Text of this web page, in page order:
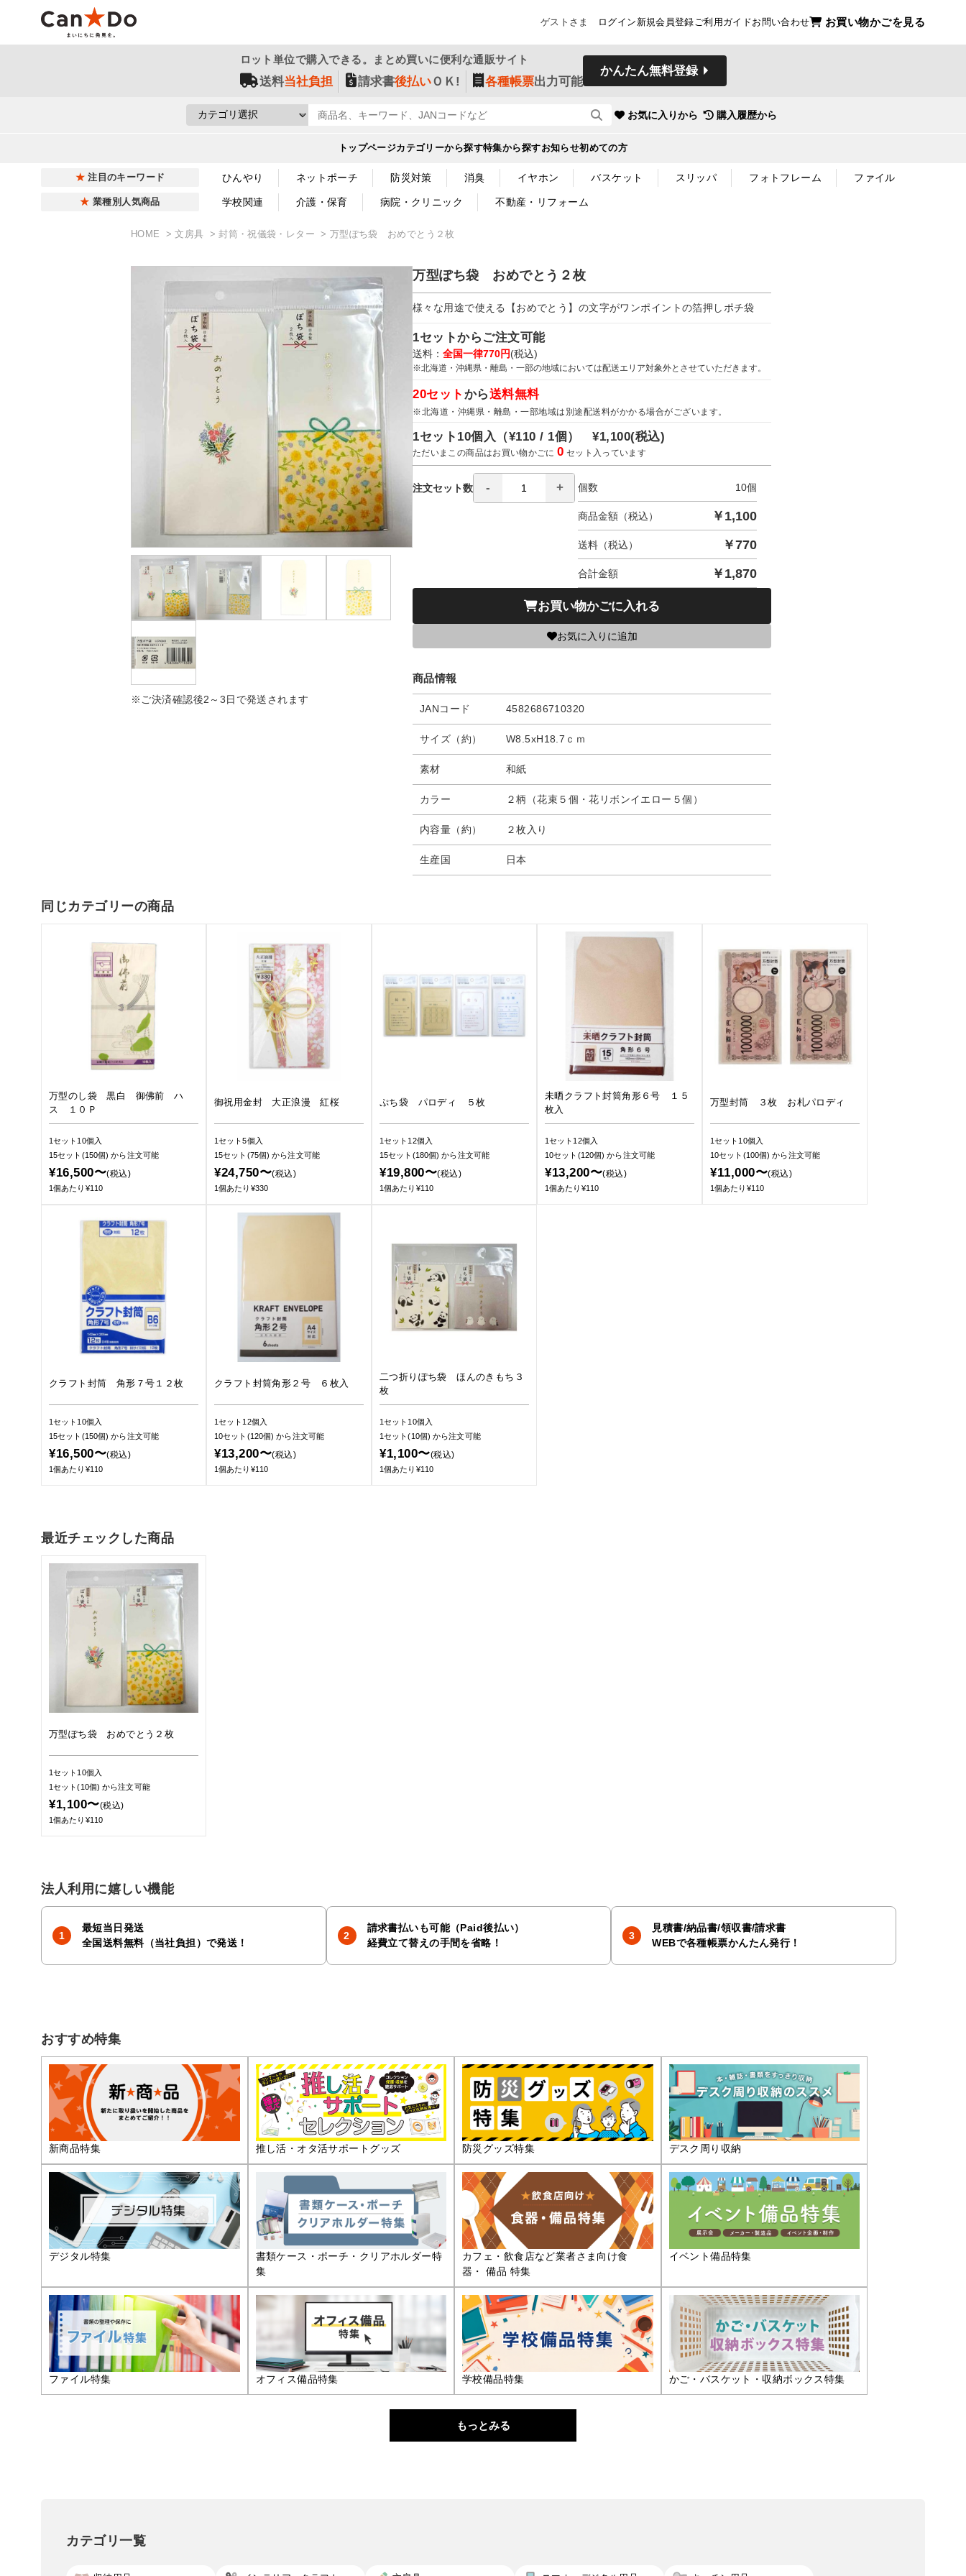
ゲストさま ログイン 新規会員登録ご利用ガイドお問い合わせ お買い物かごを見る
ロット単位で購入できる。まとめ買いに便利な通販サイト
送料当社負担 請求書後払いＯＫ! 各種帳票出力可能
かんたん無料登録
お気に入りから 購入履歴から
トップページカテゴリーから探す特集から探すお知らせ初めての方
注目のキーワード ひんやり ネットポーチ 防災対策 消臭 イヤホン バスケット スリッパ フォトフレーム ファイル
業種別人気商品 学校関連 介護・保育 病院・クリニック 不動産・リフォーム
HOME 文房具 封筒・祝儀袋・レター 万型ぽち袋 おめでとう２枚
※ご決済確認後2～3日で発送されます
万型ぽち袋 おめでとう２枚
様々な用途で使える【おめでとう】の文字がワンポイントの箔押しポチ袋
1セットからご注文可能
送料： 全国一律770円(税込)
※北海道・沖縄県・離島・一部の地域においては配送エリア対象外とさせていただきます。
20セット から送料無料
※北海道・沖縄県・離島・一部地域は別途配送料がかかる場合がございます。
1セット10個入（¥110 / 1個）¥1,100(税込)
ただいまこの商品はお買い物かごに0 セット入っています
注文セット数 個数 10個
商品金額（税込） ￥ 1,100
送料（税込） ￥770
合計金額 ￥ 1,870
お買い物かごに入れる
お気に入りに追加
商品情報
JANコード 4582686710320
サイズ（約） W8.5xH18.7ｃｍ
素材 和紙
カラー ２柄（花束５個・花リボンイエロー５個）
内容量（約） ２枚入り
生産国 日本
同じカテゴリーの商品
万型のし袋 黒白 御佛前 ハ
ス １０Ｐ
1セット10個入
15セット(150個)から注文可能
¥16,500〜(税込)
1個あたり¥110
御祝用金封 大正浪漫 紅桜
1セット5個入
15セット(75個)から注文可能
¥24,750〜(税込)
1個あたり¥330
ぷち袋 パロディ ５枚
1セット12個入
15セット(180個)から注文可能
¥19,800〜(税込)
1個あたり¥110
未晒クラフト封筒角形６号 １５
枚入
1セット12個入
10セット(120個)から注文可能
¥13,200〜(税込)
1個あたり¥110
万型封筒 ３枚 お札パロディ
1セット10個入
10セット(100個)から注文可能
¥11,000〜(税込)
1個あたり¥110
クラフト封筒 角形７号１２枚
1セット10個入
15セット(150個)から注文可能
¥16,500〜(税込)
1個あたり¥110
クラフト封筒角形２号 ６枚入
1セット12個入
10セット(120個)から注文可能
¥13,200〜(税込)
1個あたり¥110
二つ折りぽち袋 ほんのきもち３
枚
1セット10個入
1セット(10個)から注文可能
¥1,100〜(税込)
1個あたり¥110
最近チェックした商品
万型ぽち袋 おめでとう２枚
1セット10個入
1セット(10個)から注文可能
¥1,100〜(税込)
1個あたり¥110
法人利用に嬉しい機能
最短当日発送
全国送料無料（当社負担）で発送！
請求書払いも可能（Paid後払い）
経費立て替えの手間を省略！
見積書/納品書/領収書/請求書
WEBで各種帳票かんたん発行！
おすすめ特集
新商品特集 推し活・オタ活サポートグッズ 防災グッズ特集 デスク周り収納
デジタル特集
書類ケース・ポーチ・クリアホルダー特
集
カフェ・飲食店など業者さま向け食
器・ 備品 特集
イベント備品特集
ファイル特集 オフィス備品特集 学校備品特集 かご・バスケット・収納ボックス特集
もっとみる
カテゴリ一覧